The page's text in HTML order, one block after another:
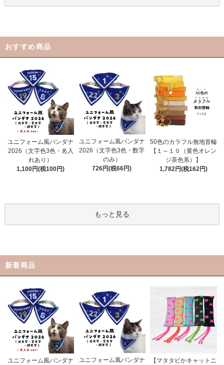
おすすめ商品
ユニフォーム風バンダナ
2026（文字色3色・名入
れあり）
1,100円(税100円)
ユニフォーム風バンダナ
2026（文字色3色・数字
のみ）
726円(税66円)
50色のカラフル無地首輪
【１～１０（黄色オレン
ジ茶色系）】
1,782円(税162円)
もっと見る
新着商品
ユニフォーム風バンダナ
ユニフォーム風バンダナ
【マタタビかキャットニ